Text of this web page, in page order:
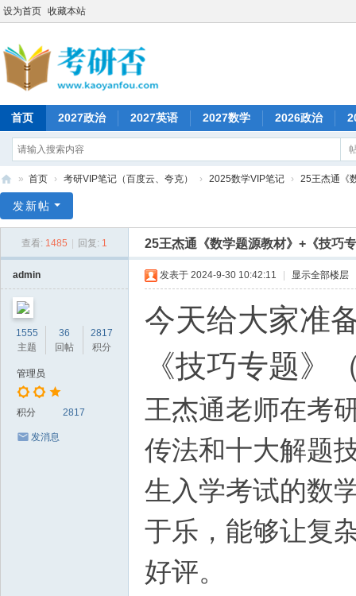
设为首页 收藏本站
首页 2027政治 2027英语 2027数学 2026政治
研
» 首页 › 考研VIP笔记（百度云、夸克） › 2025数学VIP笔记 › 25王杰通《
发新帖
查看: 1485 回复: 1 25王杰通《数学题源教材》+《技巧
admin
1555
主题
36
回帖
2817
积分
管理员
积分 2817
发消息
发表于 2024-9-30 10:42:11 显示全部楼层
今天给大家准
《技巧专题》
王杰通老师在考
传法和十大解题
生入学考试的数
于乐，能够让复
好评。